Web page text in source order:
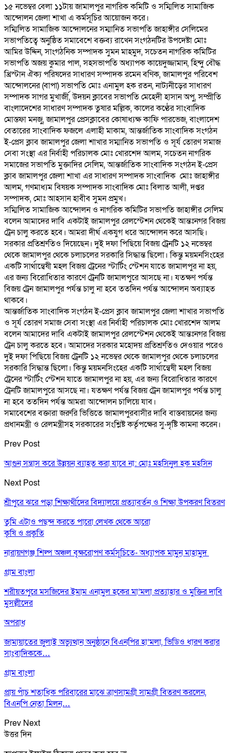
১৫ নভেম্বর বেলা ১১টায় জামালপুর নাগরিক কমিটি ও সম্মিলিত সামাজিক
আন্দোলন জেলা শাখা এ কর্মসূচির আয়োজন করে।
সম্মিলিত সামাজিক আন্দোলনের সম্মানিত সভাপতি জাহাঙ্গীর সেলিমের
সভাপতিত্বে অনুষ্ঠিত সমাবেশে বক্তব্য রাখেন সংগঠনটির উপদেষ্টা মোঃ
আমির উদ্দিন, সাংগঠনিক সম্পাদক সুমন মাহমুদ, সচেতন নাগরিক কমিটির
সভাপতি অজয় কুমার পাল, সহসভাপতি অধ্যাপক কায়েদুজ্জামান, হিন্দু বৌদ্ধ
খ্রিস্টান ঐক্য পরিষদের সাধারণ সম্পাদক রমেন বণিক, জামালপুর পরিবেশ
আন্দোলনের (বাপা) সভাপতি মোঃ এনামুল হক রতন, নাট্যনীড়ের সাধারণ
সম্পাদক সাগর মুখার্জী, উদয়ন ক্লাবের সভাপতি মেহেদী হাসান অপু, সম্প্রীতি
বাংলাদেশের সাধারণ সম্পাদক তুষার মল্লিক, কালের কণ্ঠের সাংবাদিক
মোস্তফা মনজু, জামালপুর প্রেসক্লাবের কোষাধ্যক্ষ কাফি পারভেজ, বাংলাদেশ
বেতারের সাংবাদিক ফজলে এলাহী মাকাম, আন্তর্জাতিক সাংবাদিক সংগঠন
ই-প্রেস ক্লাব জামালপুর জেলা শাখার সম্মানিত সভাপতি ও সূর্য তোরণ সমাজ
সেবা সংস্থা এর নির্বাহী পরিচালক মোঃ খোরশেদ আলম, সচেতন নাগরিক
সমাজের সভাপতি মুক্তাদির সেলিম, আন্তর্জাতিক সাংবাদিক সংগঠন ই-প্রেস
ক্লাব জামালপুর জেলা শাখা এর সাধারণ সম্পাদক সাংবাদিক মোঃ জাহাঙ্গীর
আলম, গণমাধ্যম বিষয়ক সম্পাদক সাংবাদিক মোঃ বিলাত আলী, দপ্তর
সম্পাদক, মোঃ আহসান হাবীব সুমন প্রমুখ।
সম্মিলিত সামাজিক আন্দোলন ও নাগরিক কমিটির সভাপতি জাহাঙ্গীর সেলিম
বলেন আমাদের দাবি একটাই জামালপুর রেলস্টেশন থেকেই আন্তঃনগর বিজয়
ট্রেন চালু করতে হবে। আমরা দীর্ঘ একযুগ ধরে আন্দোলন করে আসছি।
সরকার প্রতিশ্রুতিও দিয়েছেন। দুই দফা পিছিয়ে বিজয় ট্রেনটি ১২ নভেম্বর
থেকে জামালপুর থেকে চলাচলের সরকারি সিদ্ধান্ত ছিলো। কিন্তু ময়মনসিংহের
একটি সার্থান্বেষী মহল বিজয় ট্রেনের স্টার্টিং স্টেশন যাতে জামালপুর না হয়,
এর জন্য বিরোধিতার কারণে ট্রেনটি জামালপুরে আসছে না। যতক্ষণ পর্যন্ত
বিজয় ট্রেন জামালপুর পর্যন্ত চালু না হবে ততদিন পর্যন্ত আন্দোলন অব্যাহত
থাকবে।
আন্তর্জাতিক সাংবাদিক সংগঠন ই-প্রেস ক্লাব জামালপুর জেলা শাখার সভাপতি
ও সূর্য তোরণ সমাজ সেবা সংস্থা এর নির্বাহী পরিচালক মোঃ খোরশেদ আলম
বলেন আমাদের দাবি একটাই জামালপুর রেলস্টেশন থেকেই আন্তঃনগর বিজয়
ট্রেন চালু করতে হবে। আমাদের সরকার মহোদয় প্রতিশ্রুতিও দেওয়ার পরেও
দুই দফা পিছিয়ে বিজয় ট্রেনটি ১২ নভেম্বর থেকে জামালপুর থেকে চলাচলের
সরকারি সিদ্ধান্ত ছিলো। কিন্তু ময়মনসিংহের একটি সার্থান্বেষী মহল বিজয়
ট্রেনের স্টার্টিং স্টেশন যাতে জামালপুর না হয়, এর জন্য বিরোধিতার কারণে
ট্রেনটি জামালপুরে আসছে না। যতক্ষণ পর্যন্ত বিজয় ট্রেন জামালপুর পর্যন্ত চালু
না হবে ততদিন পর্যন্ত আমরা আন্দোলন চালিয়ে যাব।
সমাবেশের বক্তারা জরুরি ভিত্তিতে জামালপুরবাসীর দাবি বাস্তবায়নের জন্য
প্রধানমন্ত্রী ও রেলমন্ত্রীসহ সরকারের সংশ্লিষ্ট কর্তৃপক্ষের সু-দৃষ্টি কামনা করেন।
Prev Post
আগুন সন্ত্রাস করে উন্নয়ন ব্যাহত করা যাবে না: মোঃ মহসিনুল হক মহসিন
Next Post
শ্রীপুরে ঝরে পড়া শিক্ষার্থীদের বিদ্যালয়ে প্রত্যাবর্তন ও শিক্ষা উপকরণ বিতরণ
তুমি এটাও পছন্দ করতে পারোলেখক থেকে আরো
কৃষি ও প্রকৃতি
নারায়ণগঞ্জ শিল্প অঞ্চল বৃক্ষরোপণ কর্মসূচিতে- অধ্যাপক মামুন মাহামুদ
গ্রাম বাংলা
শরীয়তপুরে মসজিদের ইমাম এনামুল হকের মা’মলা প্রত্যাহার ও মুক্তির দাবি
মুসল্লীদের
অপরাধ
জামায়াতের জুলাই অভ্যুত্থান অনুষ্ঠানে বিএনপির হা’মলা, ভিডিও ধারণ করার
সাংবাদিককে…
গ্রাম বাংলা
প্রায় পাঁচ শতাধিক পরিবারের মাঝে ত্রাণসামগ্রী সামগ্রী বিতরণ করলেন,
বিএনপি নেতা মিলন…
Prev Next
উত্তর দিন